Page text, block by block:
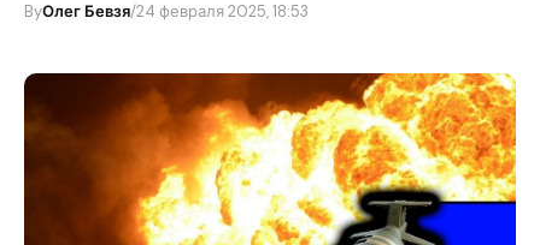
ByОлег Бевзя/24 февраля 2025, 18:53